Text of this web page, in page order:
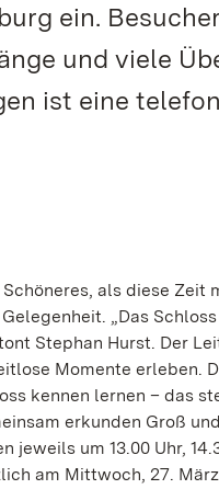
ein.
und viele
ist eine
als diese
„Das
Stephan Hurst. Der
Momente erleben.
kennen lernen – das
erkunden Groß
jeweils um 13.00 Uhr,
am Mittwoch, 27.